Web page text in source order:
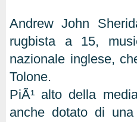
Andrew John
rugbista a 15,
nazionale inglese,
Tolone.
PiÃ¹ alto della
anche dotato di